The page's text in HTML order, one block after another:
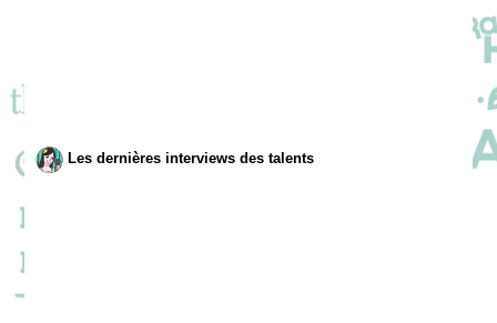
Les dernières interviews des talents